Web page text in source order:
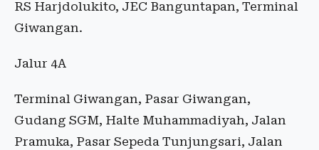
RS Harjdolukito, JEC Banguntapan, Terminal
Giwangan.
Jalur 4A
Terminal Giwangan, Pasar Giwangan,
Gudang SGM, Halte Muhammadiyah, Jalan
Pramuka, Pasar Sepeda Tunjungsari, Jalan